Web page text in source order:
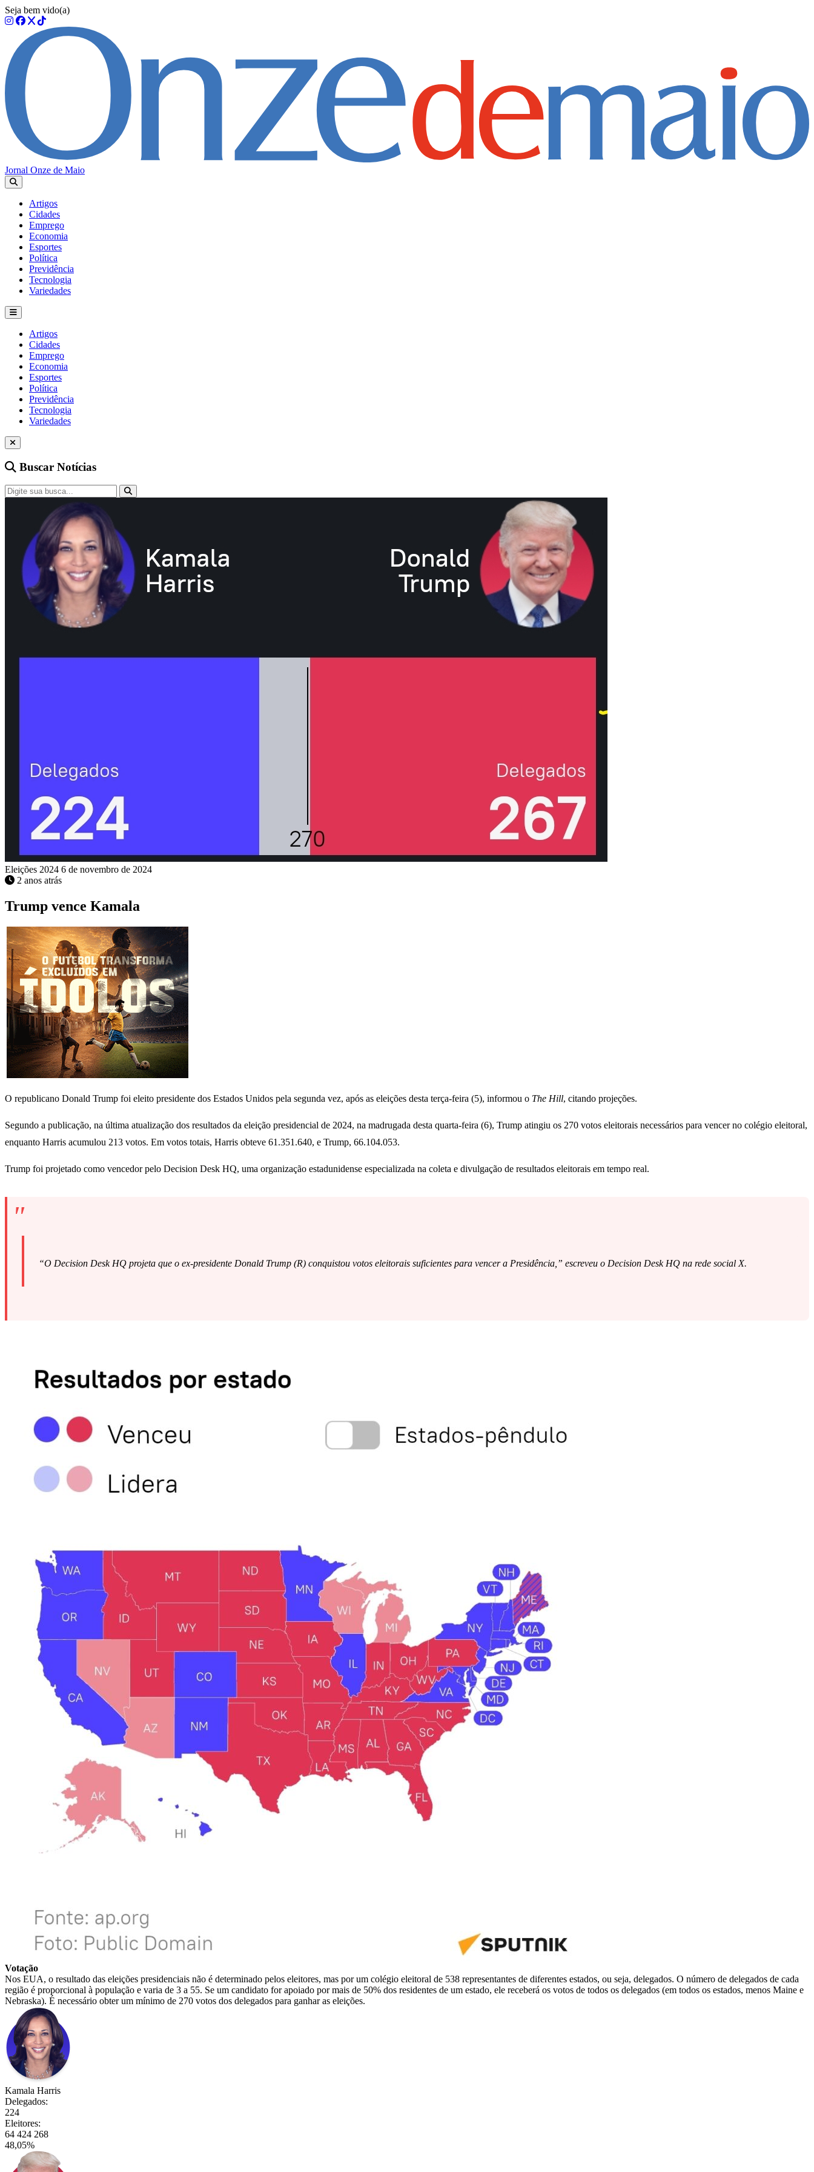
Seja bem vido(a)
Jornal Onze de Maio
Artigos
Cidades
Emprego
Economia
Esportes
Política
Previdência
Tecnologia
Variedades
Artigos
Cidades
Emprego
Economia
Esportes
Política
Previdência
Tecnologia
Variedades
Buscar Notícias
Eleições 2024 6 de novembro de 2024
2 anos atrás
Trump vence Kamala
O republicano Donald Trump foi eleito presidente dos Estados Unidos pela segunda vez, após as eleições desta terça-feira (5), informou o The Hill, citando projeções.
Segundo a publicação, na última atualização dos resultados da eleição presidencial de 2024, na madrugada desta quarta-feira (6), Trump atingiu os 270 votos eleitorais necessários para vencer no colégio eleitoral,
enquanto Harris acumulou 213 votos. Em votos totais, Harris obteve 61.351.640, e Trump, 66.104.053.
Trump foi projetado como vencedor pelo Decision Desk HQ, uma organização estadunidense especializada na coleta e divulgação de resultados eleitorais em tempo real.
“O Decision Desk HQ projeta que o ex-presidente Donald Trump (R) conquistou votos eleitorais suficientes para vencer a Presidência,” escreveu o Decision Desk HQ na rede social X.
Votação
Nos EUA, o resultado das eleições presidenciais não é determinado pelos eleitores, mas por um colégio eleitoral de 538 representantes de diferentes estados, ou seja, delegados. O número de delegados de cada
região é proporcional à população e varia de 3 a 55. Se um candidato for apoiado por mais de 50% dos residentes de um estado, ele receberá os votos de todos os delegados (em todos os estados, menos Maine e
Nebraska). É necessário obter um mínimo de 270 votos dos delegados para ganhar as eleições.
Kamala Harris
Delegados:
224
Eleitores:
64 424 268
48,05%